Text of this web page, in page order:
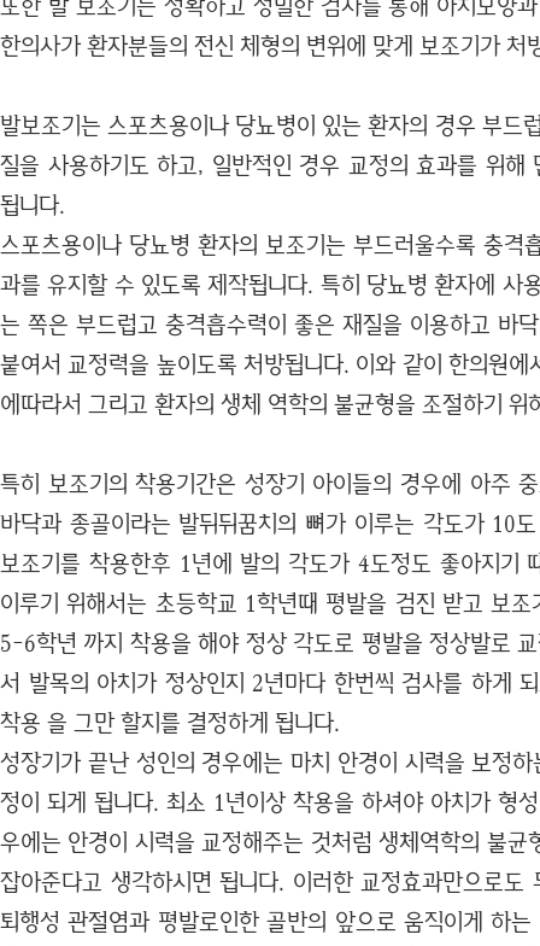
또한 발 보조기는 정확하고 정밀한 검사를 통해 아치모양
한의사가 환자분들의 전신 체형의 변위에 맞게 보조기가 처
발보조기는 스포츠용이나 당뇨병이 있는 환자의 경우 부드
질을 사용하기도 하고, 일반적인 경우 교정의 효과를 위해
됩니다.
스포츠용이나 당뇨병 환자의 보조기는 부드러울수록 충격
과를 유지할 수 있도록 제작됩니다. 특히 당뇨병 환자에 사
는 쪽은 부드럽고 충격흡수력이 좋은 재질을 이용하고 바
붙여서 교정력을 높이도록 처방됩니다. 이와 같이 한의원
에따라서 그리고 환자의 생체 역학의 불균형을 조절하기 위
특히 보조기의 착용기간은 성장기 아이들의 경우에 아주
바닥과 종골이라는 발뒤뒤꿈치의 뼈가 이루는 각도가 10
보조기를 착용한후 1년에 발의 각도가 4도정도 좋아지기
이루기 위해서는 초등학교 1학년때 평발을 검진 받고 보
5-6학년 까지 착용을 해야 정상 각도로 평발을 정상발로
서 발목의 아치가 정상인지 2년마다 한번씩 검사를 하게
착용 을 그만 할지를 결정하게 됩니다.
성장기가 끝난 성인의 경우에는 마치 안경이 시력을 보정
정이 되게 됩니다. 최소 1년이상 착용을 하셔야 아치가 형
우에는 안경이 시력을 교정해주는 것처럼 생체역학의 불균
잡아준다고 생각하시면 됩니다. 이러한 교정효과만으로도
퇴행성 관절염과 평발로인한 골반의 앞으로 움직이게 하